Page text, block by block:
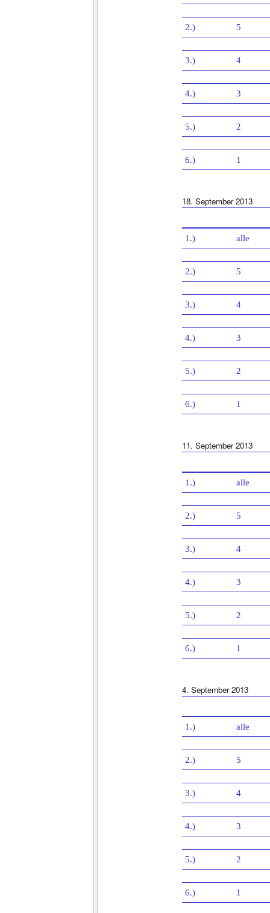
2.) 5
3.) 4
4.) 3
5.) 2
6.) 1
18. September 2013
1.) alle
2.) 5
3.) 4
4.) 3
5.) 2
6.) 1
11. September 2013
1.) alle
2.) 5
3.) 4
4.) 3
5.) 2
6.) 1
4. September 2013
1.) alle
2.) 5
3.) 4
4.) 3
5.) 2
6.) 1